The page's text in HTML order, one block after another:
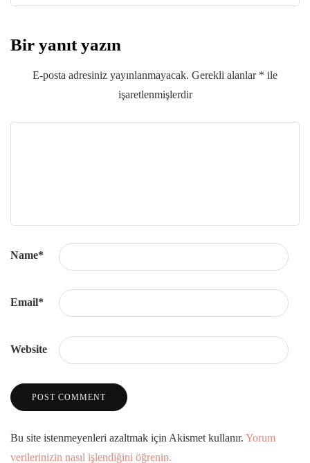
Bir yanıt yazın
E-posta adresiniz yayınlanmayacak. Gerekli alanlar * ile
işaretlenmişlerdir
Name*
Email*
Website
Bu site istenmeyenleri azaltmak için Akismet kullanır. Yorum
verilerinizin nasıl işlendiğini öğrenin.